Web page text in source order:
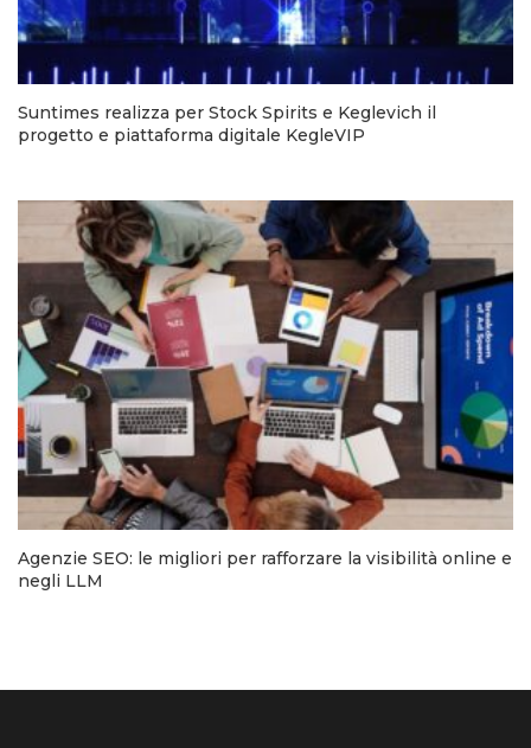
Suntimes realizza per Stock Spirits e Keglevich il
progetto e piattaforma digitale KegleVIP
Agenzie SEO: le migliori per rafforzare la visibilità online e
negli LLM